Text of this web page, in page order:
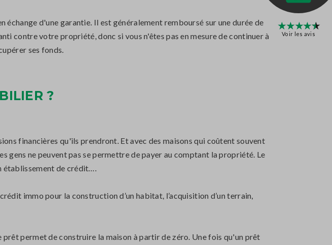
d'une garantie. Il est généralement remboursé sur une durée de
contre votre propriété, donc si vous n'êtes pas en mesure de continuer à
ses fonds.
?
financières qu'ils prendront. Et avec des maisons qui coûtent souvent
gens ne peuvent pas se permettre de payer au comptant la propriété. Le
établissement de crédit….
immo pour la construction d’un habitat, l’acquisition d’un terrain,
permet de construire la maison à partir de zéro. Une fois qu'un prêt
Voir les avis